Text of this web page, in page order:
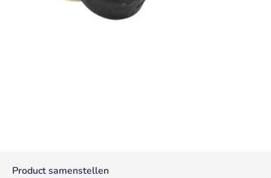
Product samenstellen